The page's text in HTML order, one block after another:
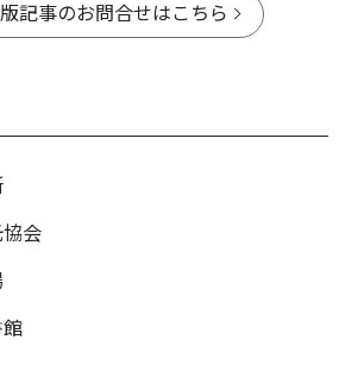
記事のお問合せはこちら
会